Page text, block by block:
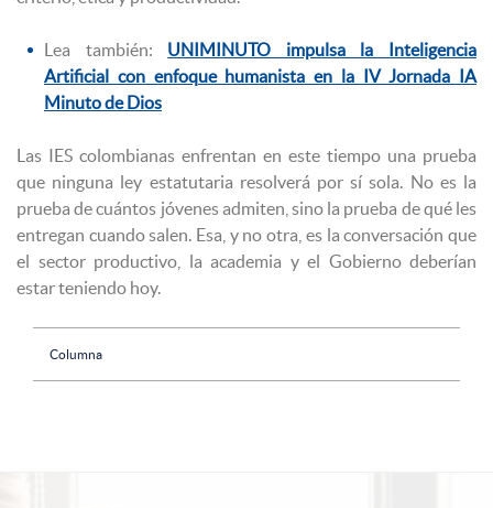
Lea también: UNIMINUTO impulsa la Inteligencia
Artificial con enfoque humanista en la IV Jornada IA
Minuto de Dios
Las IES colombianas enfrentan en este tiempo una prueba
que ninguna ley estatutaria resolverá por sí sola. No es la
prueba de cuántos jóvenes admiten, sino la prueba de qué les
entregan cuando salen. Esa, y no otra, es la conversación que
el sector productivo, la academia y el Gobierno deberían
estar teniendo hoy.
Columna